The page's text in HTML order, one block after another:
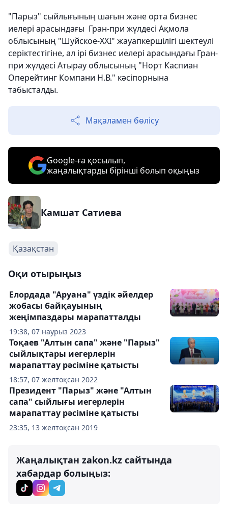
"Парыз" сыйлығының шағын және орта бизнес
иелері арасындағы Гран-при жүлдесі Ақмола
облысының "Шуйское-XXI" жауапкершілігі шектеулі
серіктестігіне, ал ірі бизнес иелері арасындағы Гран-
при жүлдесі Атырау облысының "Норт Каспиан
Оперейтинг Компани Н.В." кәсіпорнына
табысталды.
Мақаламен бөлісу
Google-ға қосылып,
жаңалықтарды бірінші болып оқыңыз
Камшат Сатиева
Қазақстан
Оқи отырыңыз
19:38, 07 наурыз 2023
Елордада "Аруана" үздік әйелдер
жобасы байқауының
жеңімпаздары марапатталды
18:57, 07 желтоқсан 2022
Тоқаев "Алтын сапа" және "Парыз"
сыйлықтары иегерлерін
марапаттау рәсіміне қатысты
23:35, 13 желтоқсан 2019
Президент "Парыз" және "Алтын
сапа" сыйлығы иегерлерін
марапаттау рәсіміне қатысты
Жаңалықтан zakon.kz сайтында
хабардар болыңыз: